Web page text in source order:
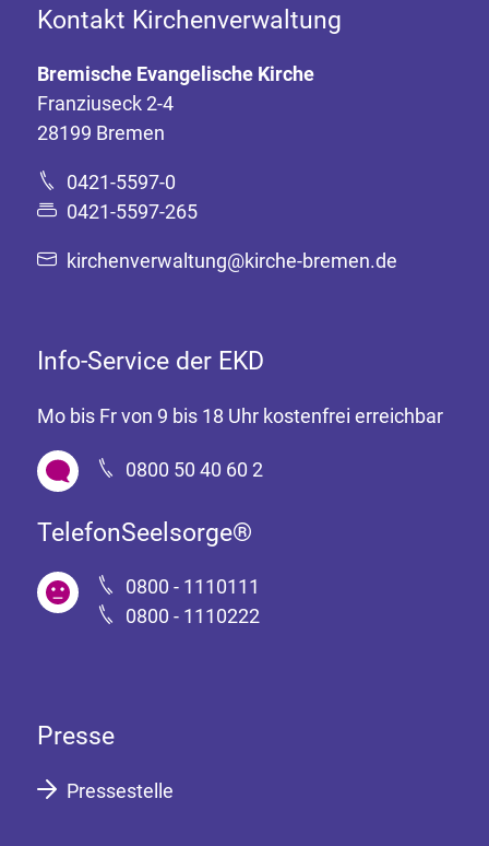
Kontakt Kirchenverwaltung
Bremische Evangelische Kirche
Franziuseck 2-4
28199 Bremen
0421-5597-0
0421-5597-265
kirchenverwaltung@kirche-bremen.de
Info-Service der EKD
Mo bis Fr von 9 bis 18 Uhr kostenfrei erreichbar
0800 50 40 60 2
TelefonSeelsorge®
0800 - 1110111
0800 - 1110222
Presse
Pressestelle